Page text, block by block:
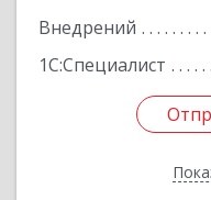
Внедрений
1С:Специалист